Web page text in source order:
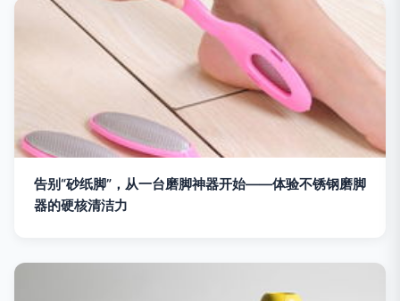
告别“砂纸脚”，从一台磨脚神器开始——体验不锈钢磨脚
器的硬核清洁力